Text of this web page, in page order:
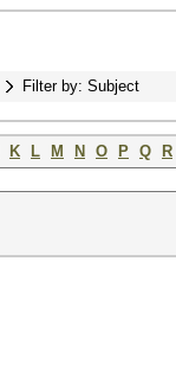
Filter by: Subject
K L M N O P Q
R